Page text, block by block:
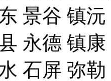
景谷 镇
永德 镇
石屏 弥